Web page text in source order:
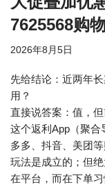
7625568购
2026年8月5日
先给结论：近两年
用？
直接说答案：值，
这个返利App（聚
多多、抖音、美团
玩法是成立的；但
在平台，而在下单